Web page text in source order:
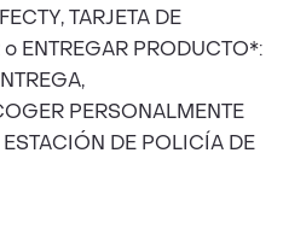
TARJETA DE
ENTREGAR PRODUCTO*:
PERSONALMENTE
DE POLICÍA DE